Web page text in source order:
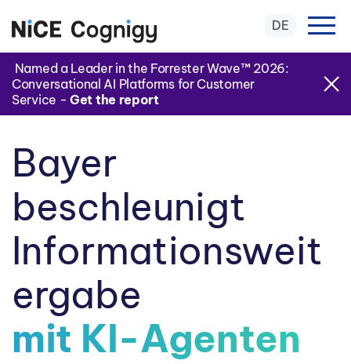
Named a Leader in the Forrester Wave™ 2026:
Conversational AI Platforms for Customer
Service - Get the report
DE
Bayer
beschleunigt
Informationsweit
ergabe
mit KI-Agenten